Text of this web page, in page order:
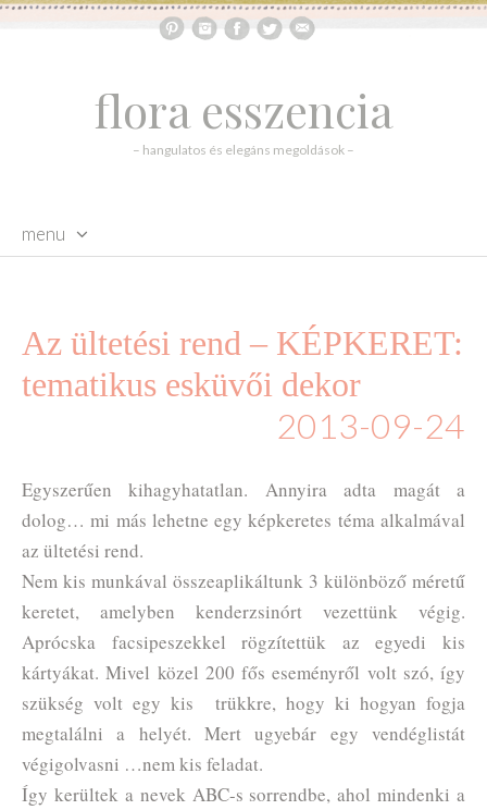
flora esszencia
– hangulatos és elegáns megoldások –
menu
Az ültetési rend – KÉPKERET:
tematikus esküvői dekor
2013-09-24
Egyszerűen kihagyhatatlan. Annyira adta magát a
dolog… mi más lehetne egy képkeretes téma alkalmával
az ültetési rend.
Nem kis munkával összeaplikáltunk 3 különböző méretű
keretet, amelyben kenderzsinórt vezettünk végig.
Aprócska facsipeszekkel rögzítettük az egyedi kis
kártyákat. Mivel közel 200 fős eseményről volt szó, így
szükség volt egy kis trükkre, hogy ki hogyan fogja
megtalálni a helyét. Mert ugyebár egy vendéglistát
végigolvasni …nem kis feladat.
Így kerültek a nevek ABC-s sorrendbe, ahol mindenki a